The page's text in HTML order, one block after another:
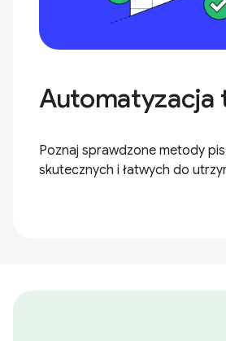
Automatyzacja
Poznaj sprawdzone metody
skutecznych i łatwych do